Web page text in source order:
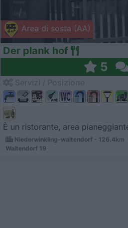
Area di sosta (AA)
Der plank hof
5
È un ristorante, area
Niederwinkling-waltendorf - 126.4km
Waltendorf 19